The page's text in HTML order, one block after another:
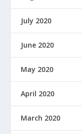
July 2020
June 2020
May 2020
April 2020
March 2020